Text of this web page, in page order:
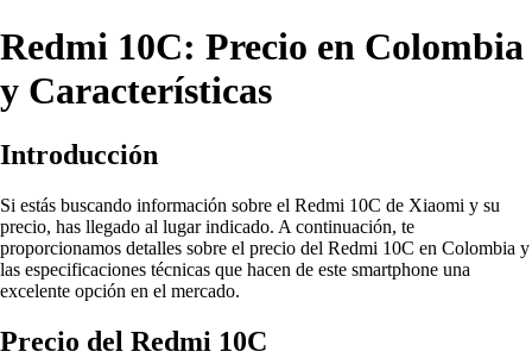
Redmi 10C: Precio en Colombia
y Características
Introducción
Si estás buscando información sobre el Redmi 10C de Xiaomi y su
precio, has llegado al lugar indicado. A continuación, te
proporcionamos detalles sobre el precio del Redmi 10C en Colombia y
las especificaciones técnicas que hacen de este smartphone una
excelente opción en el mercado.
Precio del Redmi 10C